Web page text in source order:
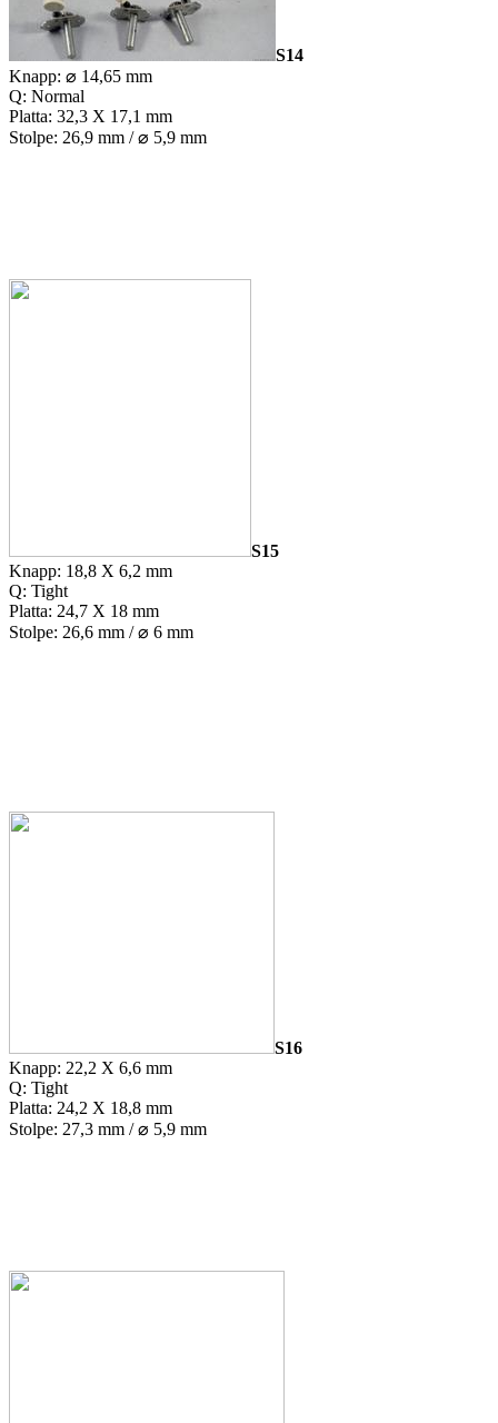
S14
Knapp: ⌀ 14,65 mm
Q: Normal
Platta: 32,3 X 17,1 mm
Stolpe: 26,9 mm / ⌀ 5,9 mm
S15
Knapp: 18,8 X 6,2 mm
Q: Tight
Platta: 24,7 X 18 mm
Stolpe: 26,6 mm / ⌀ 6 mm
S16
Knapp: 22,2 X 6,6 mm
Q: Tight
Platta: 24,2 X 18,8 mm
Stolpe: 27,3 mm / ⌀ 5,9 mm